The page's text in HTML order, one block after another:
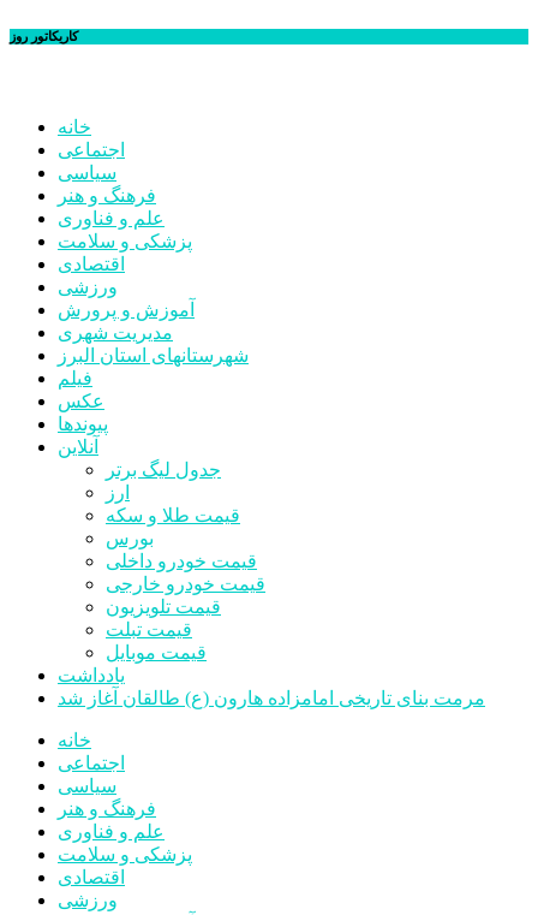
کاریکاتور روز
خانه
اجتماعی
سیاسی
فرهنگ و هنر
علم و فناوری
پزشکی و سلامت
اقتصادی
ورزشی
آموزش و پرورش
مدیریت شهری
شهرستانهای استان البرز
فیلم
عکس
پیوندها
آنلاین
جدول لیگ برتر
ارز
قیمت طلا و سکه
بورس
قیمت خودرو داخلی
قیمت خودرو خارجی
قیمت تلویزیون
قیمت تبلت
قیمت موبایل
یادداشت
مرمت بنای تاریخی امامزاده هارون (ع) طالقان آغاز شد
خانه
اجتماعی
سیاسی
فرهنگ و هنر
علم و فناوری
پزشکی و سلامت
اقتصادی
ورزشی